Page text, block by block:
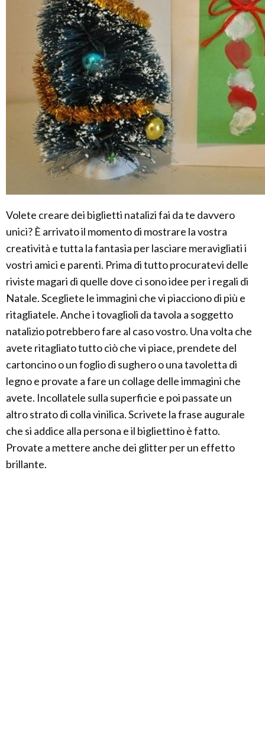
Volete creare dei biglietti natalizi fai da te davvero
unici? È arrivato il momento di mostrare la vostra
creatività e tutta la fantasia per lasciare meravigliati i
vostri amici e parenti. Prima di tutto procuratevi delle
riviste magari di quelle dove ci sono idee per i regali di
Natale. Scegliete le immagini che vi piacciono di più e
ritagliatele. Anche i tovaglioli da tavola a soggetto
natalizio potrebbero fare al caso vostro. Una volta che
avete ritagliato tutto ciò che vi piace, prendete del
cartoncino o un foglio di sughero o una tavoletta di
legno e provate a fare un collage delle immagini che
avete. Incollatele sulla superficie e poi passate un
altro strato di colla vinilica. Scrivete la frase augurale
che si addice alla persona e il bigliettino è fatto.
Provate a mettere anche dei glitter per un effetto
brillante.